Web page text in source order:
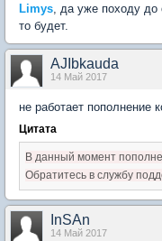
Limys , да уже походу
то будет.
AJIbkauda
14 Май 2017
не работает пополнение
Цитата
В данный момент
Обратитесь в службу
InSAn
14 Май 2017